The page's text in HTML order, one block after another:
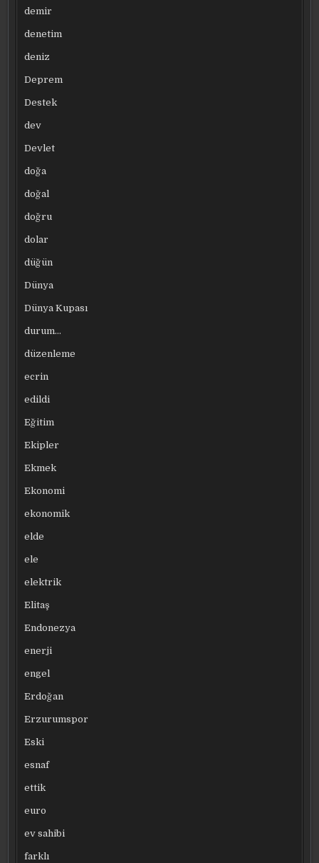
demir
denetim
deniz
Deprem
Destek
dev
Devlet
doğa
doğal
doğru
dolar
düğün
Dünya
Dünya Kupası
durum…
düzenleme
ecrin
edildi
Eğitim
Ekipler
Ekmek
Ekonomi
ekonomik
elde
ele
elektrik
Elitaş
Endonezya
enerji
engel
Erdoğan
Erzurumspor
Eski
esnaf
ettik
euro
ev sahibi
farklı